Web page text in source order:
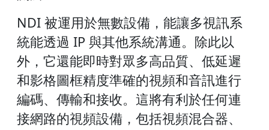
NDI 被運用於無數設備，能讓多視訊系
統能透過 IP 與其他系統溝通。除此以
外，它還能即時對眾多高品質、低延遲
和影格圖框精度準確的視頻和音訊進行
編碼、傳輸和接收。這將有利於任何連
接網路的視頻設備，包括視頻混合器、